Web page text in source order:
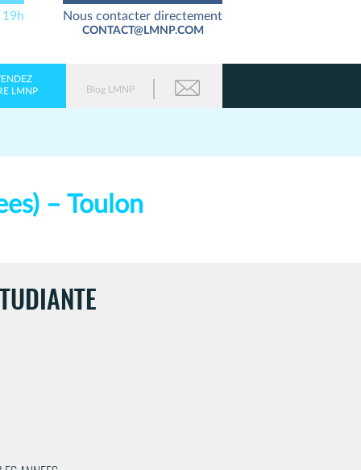
LMNP
Blog LMNP
19h Nous contacter directement
CONTACT@LMNP.COM
– Toulon